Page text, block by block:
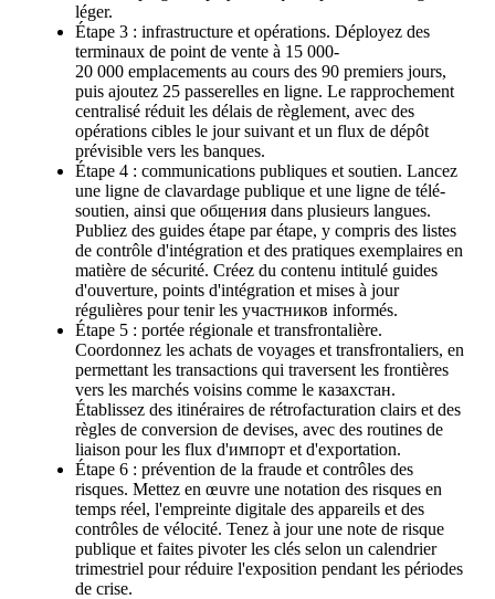
léger.
Étape 3 : infrastructure et opérations. Déployez des
terminaux de point de vente à 15 000-
20 000 emplacements au cours des 90 premiers jours,
puis ajoutez 25 passerelles en ligne. Le rapprochement
centralisé réduit les délais de règlement, avec des
opérations cibles le jour suivant et un flux de dépôt
prévisible vers les banques.
Étape 4 : communications publiques et soutien. Lancez
une ligne de clavardage publique et une ligne de télé-
soutien, ainsi que общения dans plusieurs langues.
Publiez des guides étape par étape, y compris des listes
de contrôle d'intégration et des pratiques exemplaires en
matière de sécurité. Créez du contenu intitulé guides
d'ouverture, points d'intégration et mises à jour
régulières pour tenir les участников informés.
Étape 5 : portée régionale et transfrontalière.
Coordonnez les achats de voyages et transfrontaliers, en
permettant les transactions qui traversent les frontières
vers les marchés voisins comme le казахстан.
Établissez des itinéraires de rétrofacturation clairs et des
règles de conversion de devises, avec des routines de
liaison pour les flux d'импорт et d'exportation.
Étape 6 : prévention de la fraude et contrôles des
risques. Mettez en œuvre une notation des risques en
temps réel, l'empreinte digitale des appareils et des
contrôles de vélocité. Tenez à jour une note de risque
publique et faites pivoter les clés selon un calendrier
trimestriel pour réduire l'exposition pendant les périodes
de crise.